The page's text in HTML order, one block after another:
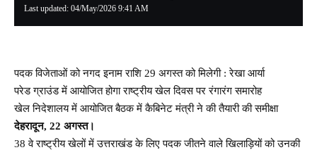
Last updated: 04/May/2026 9:41 AM
पदक विजेताओं को नगद इनाम राशि 29 अगस्त को मिलेगी : रेखा आर्या
परेड ग्राउंड में आयोजित होगा राष्ट्रीय खेल दिवस पर रंगारंग समारोह
खेल निदेशालय में आयोजित बैठक में कैबिनेट मंत्री ने की तैयारी की समीक्षा
देहरादून, 22 अगस्त।
38 वे राष्ट्रीय खेलों में उत्तराखंड के लिए पदक जीतने वाले खिलाड़ियों को उनकी